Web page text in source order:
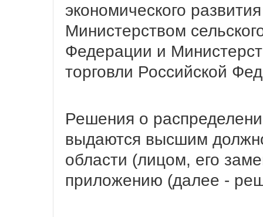
экономического
Министерством
Федерации и
торговли Российской
Решения о
выдаются высшим
области (лицом, его
приложению (далее -